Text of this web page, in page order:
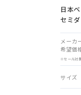
日本
セミ
メーカ
希望価
※セール対
サイズ